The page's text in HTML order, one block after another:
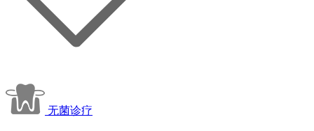
无菌诊疗